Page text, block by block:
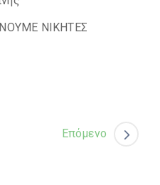
ΝΙΚΗΤΕΣ
Επόμενο